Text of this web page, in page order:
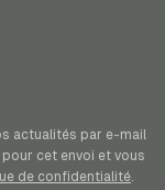
actualités par e-mail
cet envoi et vous
de confidentialité.